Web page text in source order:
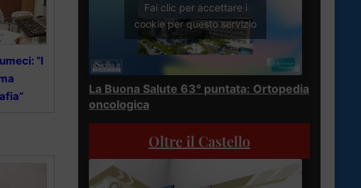
“I
Fai clic per accettare i
cookie per questo servizio
La Buona Salute 63° puntata: Ortopedia
oncologica
Oltre il Castello